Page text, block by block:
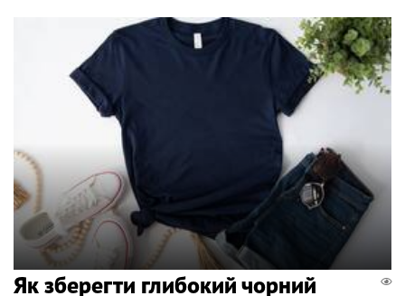
Як зберегти глибокий чорний